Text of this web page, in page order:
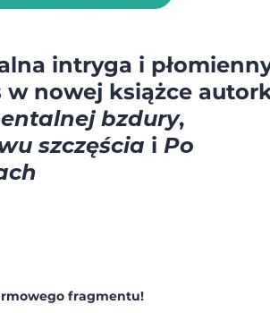
intryga i
w nowej książce
bzdury,
szczęścia i Po
fragmentu!